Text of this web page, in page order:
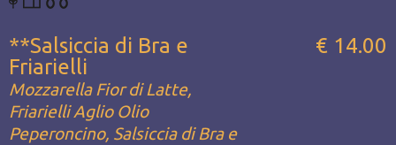
**Salsiccia di Bra e
Friarielli
Mozzarella Fior di Latte,
Friarielli Aglio Olio
Peperoncino, Salsiccia di Bra e
€ 14.00